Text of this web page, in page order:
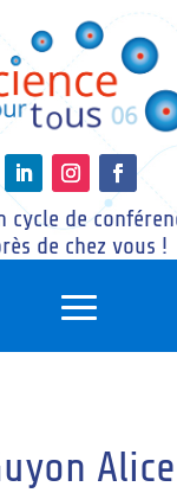
cycle de
de chez vous !
Alice